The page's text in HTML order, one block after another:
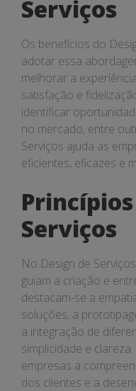
Serviços
Os benefícios do
adotar essa
melhorar a
satisfação e
identificar
no mercado, entre
Serviços ajuda as
eficientes, eficazes e
Serviços
No Design de
guiam a criação e
destacam-se a
soluções, a
a integração de
simplicidade e
empresas a
dos clientes e a